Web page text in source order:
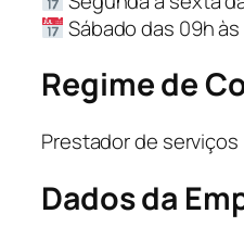
Sábado das 09h às
Regime de
Prestador de serviços
Dados da